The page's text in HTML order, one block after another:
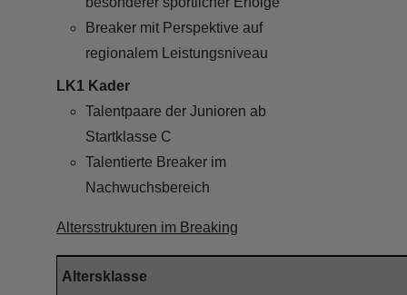
Breaker mit Perspektive auf
regionalem Leistungsniveau
LK1 Kader
Talentpaare der Junioren ab
Startklasse C
Talentierte Breaker im
Nachwuchsbereich
Altersstrukturen im Breaking
Altersklasse